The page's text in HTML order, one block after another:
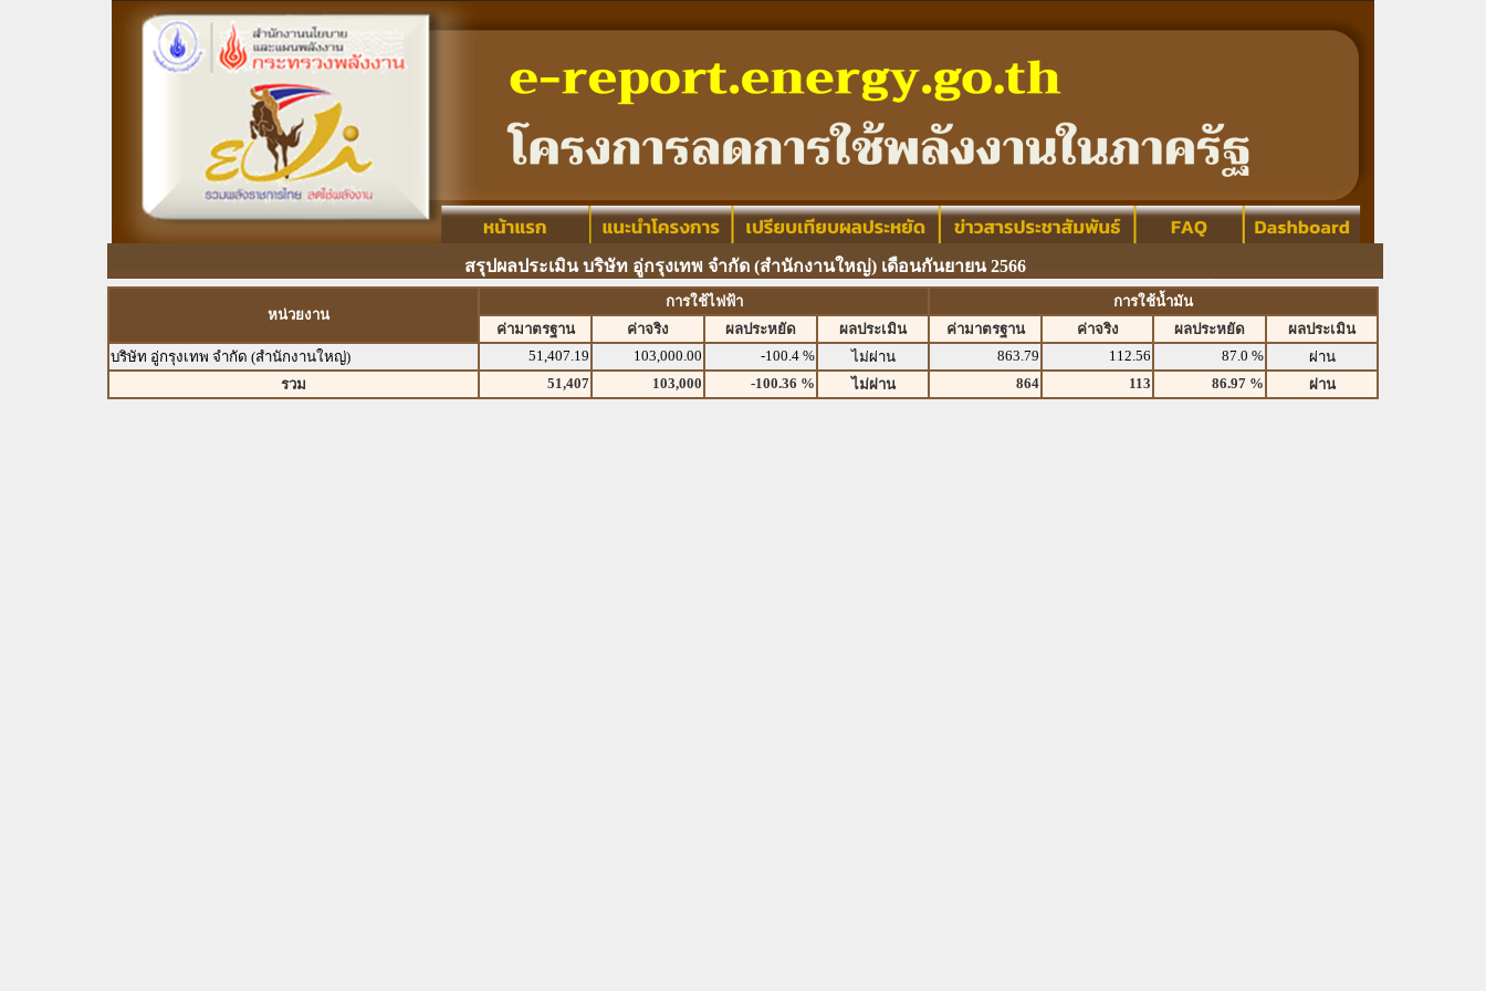
สรุปผลประเมิน บริษัท อู่กรุงเทพ จำกัด (สำนักงานใหญ่) เดือนกันยายน 2566
หน่วยงาน
การใช้ไฟฟ้า
การใช้น้ำมัน
ค่ามาตรฐาน
ค่าจริง ผลประหยัด ผลประเมิน ค่ามาตรฐาน ค่าจริง ผลประหยัด
ผลประเมิน
บริษัท อู่กรุงเทพ จำกัด (สำนักงานใหญ่)
51,407.19 103,000.00 -100.4 % ไม่ผ่าน 863.79 112.56 87.0 %
ผ่าน
รวม
51,407 103,000 -100.36 % ไม่ผ่าน 864 113 86.97 % ผ่าน